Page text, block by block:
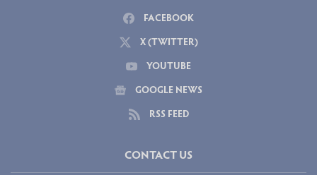
FACEBOOK
X (TWITTER)
YOUTUBE
GOOGLE NEWS
RSS FEED
CONTACT US